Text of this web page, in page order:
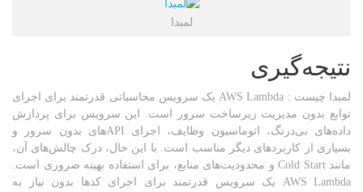
لمبدا
نتیجه‌گیری
لمبدا چیست : AWS Lambda یک سرویس محاسباتی قدرتمند برای اجرای
توابع بدون مدیریت زیرساخت سرور است. این سرویس برای پردازش
داده‌های بی‌درنگ، اتوماسیون وظایف، اجرای APIهای بدون سرور و
بسیاری از کاربردهای دیگر مناسب است. با این حال، درک چالش‌های آن،
مانند Cold Start و محدودیت‌های منابع، برای استفاده بهینه ضروری است.
AWS Lambda یک سرویس قدرتمند برای اجرای کدها بدون نیاز به